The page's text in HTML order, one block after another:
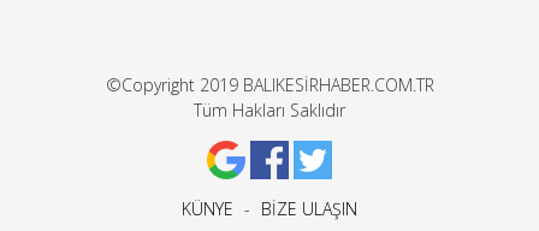
©Copyright 2019 BALIKESİRHABER.COM.TR
Tüm Hakları Saklıdır
KÜNYE - BİZE ULAŞIN